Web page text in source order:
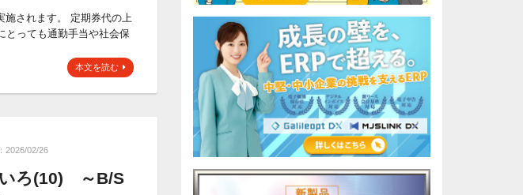
施されます。 定期券代の上
とっても通勤手当や社会保
本文を読む
2026/02/26
ろ(10) ～B/S